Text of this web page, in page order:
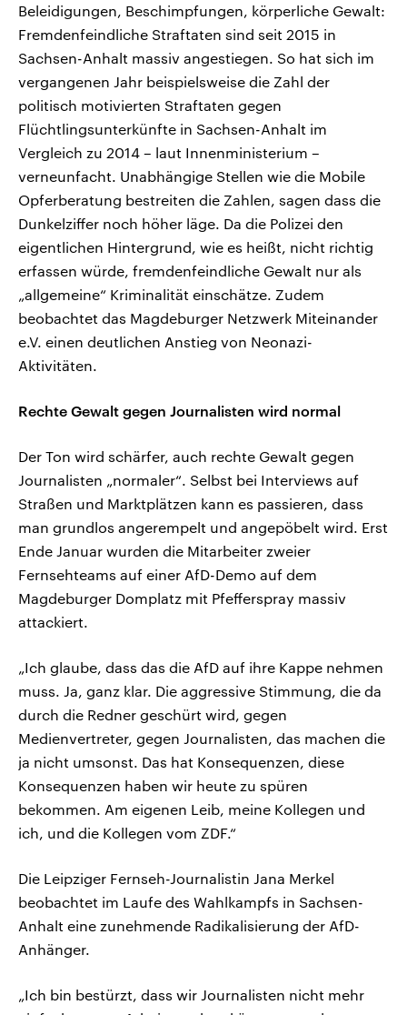
Beleidigungen, Beschimpfungen, körperliche Gewalt:
Fremdenfeindliche Straftaten sind seit 2015 in
Sachsen-Anhalt massiv angestiegen. So hat sich im
vergangenen Jahr beispielsweise die Zahl der
politisch motivierten Straftaten gegen
Flüchtlingsunterkünfte in Sachsen-Anhalt im
Vergleich zu 2014 – laut Innenministerium –
verneunfacht. Unabhängige Stellen wie die Mobile
Opferberatung bestreiten die Zahlen, sagen dass die
Dunkelziffer noch höher läge. Da die Polizei den
eigentlichen Hintergrund, wie es heißt, nicht richtig
erfassen würde, fremdenfeindliche Gewalt nur als
„allgemeine“ Kriminalität einschätze. Zudem
beobachtet das Magdeburger Netzwerk Miteinander
e.V. einen deutlichen Anstieg von Neonazi-
Aktivitäten.
Rechte Gewalt gegen Journalisten wird normal
Der Ton wird schärfer, auch rechte Gewalt gegen
Journalisten „normaler“. Selbst bei Interviews auf
Straßen und Marktplätzen kann es passieren, dass
man grundlos angerempelt und angepöbelt wird. Erst
Ende Januar wurden die Mitarbeiter zweier
Fernsehteams auf einer AfD-Demo auf dem
Magdeburger Domplatz mit Pfefferspray massiv
attackiert.
„Ich glaube, dass das die AfD auf ihre Kappe nehmen
muss. Ja, ganz klar. Die aggressive Stimmung, die da
durch die Redner geschürt wird, gegen
Medienvertreter, gegen Journalisten, das machen die
ja nicht umsonst. Das hat Konsequenzen, diese
Konsequenzen haben wir heute zu spüren
bekommen. Am eigenen Leib, meine Kollegen und
ich, und die Kollegen vom ZDF.“
Die Leipziger Fernseh-Journalistin Jana Merkel
beobachtet im Laufe des Wahlkampfs in Sachsen-
Anhalt eine zunehmende Radikalisierung der AfD-
Anhänger.
„Ich bin bestürzt, dass wir Journalisten nicht mehr